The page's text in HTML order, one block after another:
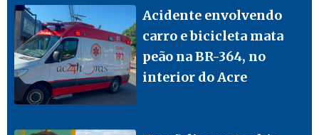
Acidente envolvendo
carro e bicicleta mata
peão na BR-364, no
interior do Acre